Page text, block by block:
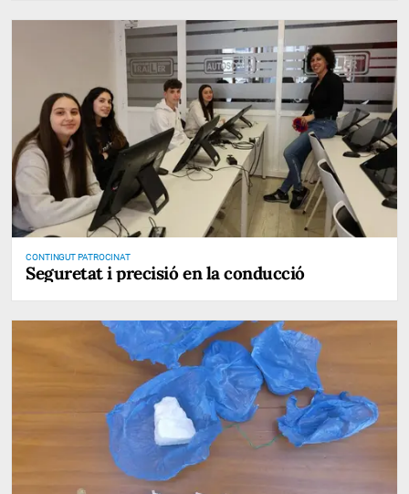
CONTINGUT PATROCINAT
Seguretat i precisió en la conducció